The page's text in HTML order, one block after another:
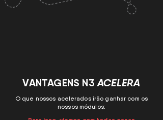
VANTAGENS N3ACELERA
O que nossos acelerados irão ganhar com os
nossos módulos: